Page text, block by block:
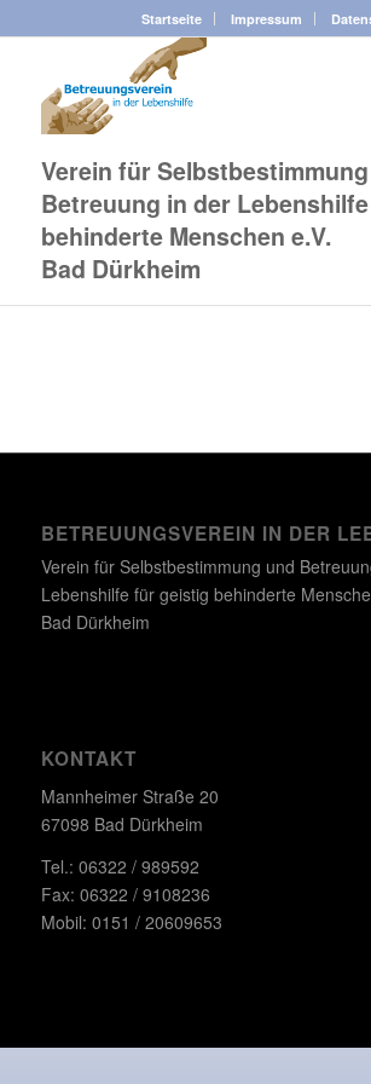
Startseite Impressum
Verein für
Betreuung in der
behinderte Menschen e.V.
Bad Dürkheim
BETREUUNGSVEREIN IN DER
Verein für Selbstbestimmung und
Lebenshilfe für geistig behinderte
Bad Dürkheim
KONTAKT
Mannheimer Straße 20
67098 Bad Dürkheim
Tel.: 06322 / 989592
Fax: 06322 / 9108236
Mobil: 0151 / 20609653